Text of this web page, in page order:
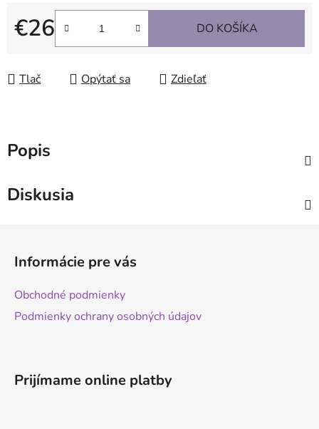
€26
Jednotková cena:
DO KOŠÍKA
Tlač Opýtať sa Zdieľať
Popis
Diskusia
Informácie pre vás
Obchodné podmienky
Podmienky ochrany osobných údajov
Prijímame online platby